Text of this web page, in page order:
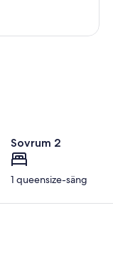
Sovrum 2
1 queensize-säng